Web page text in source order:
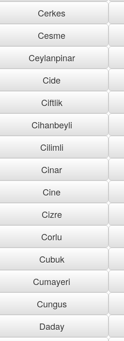
Cerkes
Cesme
Ceylanpinar
Cide
Ciftlik
Cihanbeyli
Cilimli
Cinar
Cine
Cizre
Corlu
Cubuk
Cumayeri
Cungus
Daday